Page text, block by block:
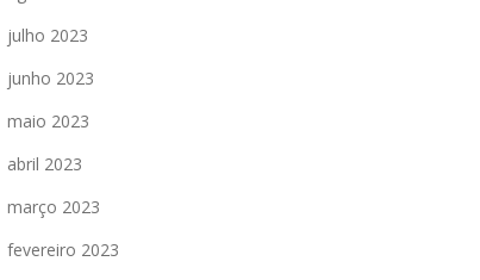
julho 2023
junho 2023
maio 2023
abril 2023
março 2023
fevereiro 2023